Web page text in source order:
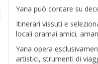
Yana può contare su
Itinerari vissuti e
locali oramai amici,
Yana opera
artistici, strumenti di